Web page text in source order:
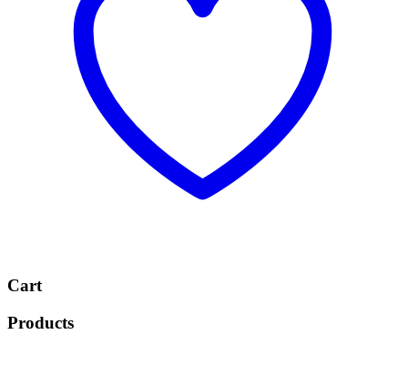
Cart
Products